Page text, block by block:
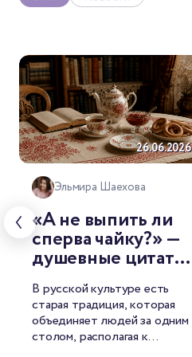
26.06.2026
Эльмира Шаехова
«А не выпить ли
сперва чайку?» —
душевные цитаты
о чае от
знаменитых
русских
писателей
В русской культуре есть
старая традиция, которая
объединяет людей за одним
столом, располагая к